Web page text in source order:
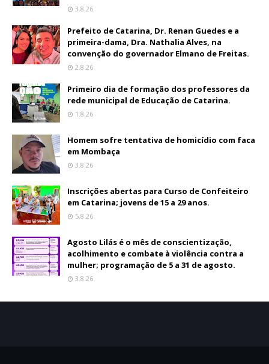
3.8.26
Prefeito de Catarina, Dr. Renan Guedes e a
primeira-dama, Dra. Nathalia Alves, na
convenção do governador Elmano de Freitas.
2.8.26
Primeiro dia de formação dos professores da
rede municipal de Educação de Catarina.
1.8.26
Homem sofre tentativa de homicídio com faca
em Mombaça
3.8.26
Inscrições abertas para Curso de Confeiteiro
em Catarina; jovens de 15 a 29 anos.
5.8.26
Agosto Lilás é o mês de conscientização,
acolhimento e combate à violência contra a
mulher; programação de 5 a 31 de agosto.
3.8.26